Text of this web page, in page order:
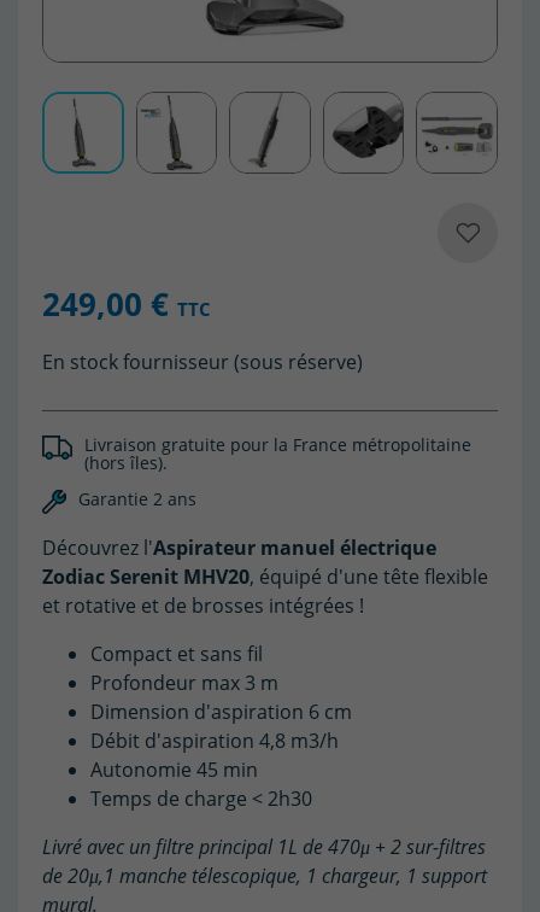
249,00 € TTC
En stock fournisseur (sous réserve)
Livraison gratuite pour la France métropolitaine
(hors îles).
Garantie 2 ans
Découvrez l'Aspirateur manuel électrique
Zodiac Serenit MHV20, équipé d'une tête flexible
et rotative et de brosses intégrées !
Compact et sans fil
Profondeur max 3 m
Dimension d'aspiration 6 cm
Débit d'aspiration 4,8 m3/h
Autonomie 45 min
Temps de charge < 2h30
Livré avec un filtre principal 1L de 470μ + 2 sur-filtres
de 20μ,1 manche télescopique, 1 chargeur, 1 support
mural.